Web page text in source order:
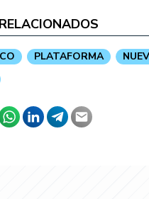
PLATAFORMA